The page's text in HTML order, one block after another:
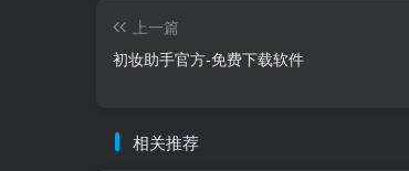
上一篇
初妆助手官方-免费下载软件
相关推荐